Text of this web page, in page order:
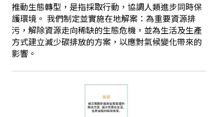
推動生態轉型，是指採取行動，協調人類進步同時保
護環境。 我們制定並實施在地解案：為重要資源排
污，解除資源走向稀缺的生態危機，並為生活及生產
方式建立減少碳排放的方案，以應對氣候變化帶來的
影響。